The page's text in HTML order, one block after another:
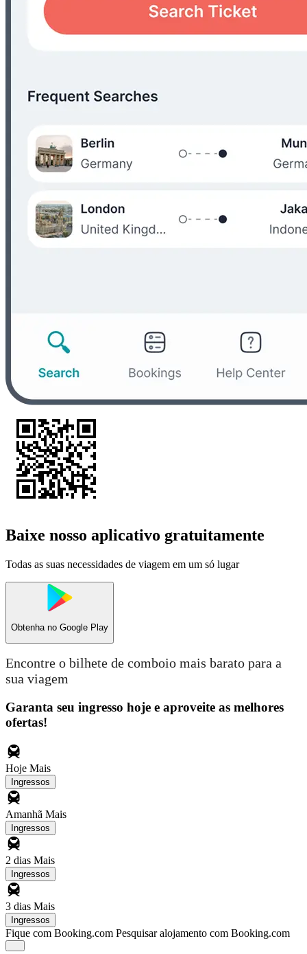
Baixe nosso aplicativo gratuitamente
Todas as suas necessidades de viagem em um só lugar
Obtenha no Google Play
Encontre o bilhete de comboio mais barato para a
sua viagem
Garanta seu ingresso hoje e aproveite as melhores
ofertas!
Hoje Mais
Ingressos
Amanhã Mais
Ingressos
2 dias Mais
Ingressos
3 dias Mais
Ingressos
Fique com Booking.com Pesquisar alojamento com Booking.com